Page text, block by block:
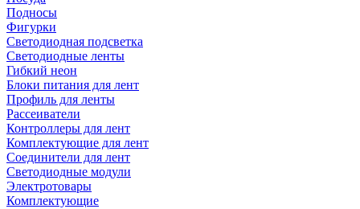
Подносы
Фигурки
Светодиодная подсветка
Светодиодные ленты
Гибкий неон
Блоки питания для лент
Профиль для ленты
Рассеиватели
Контроллеры для лент
Комплектующие для лент
Соединители для лент
Светодиодные модули
Электротовары
Комплектующие